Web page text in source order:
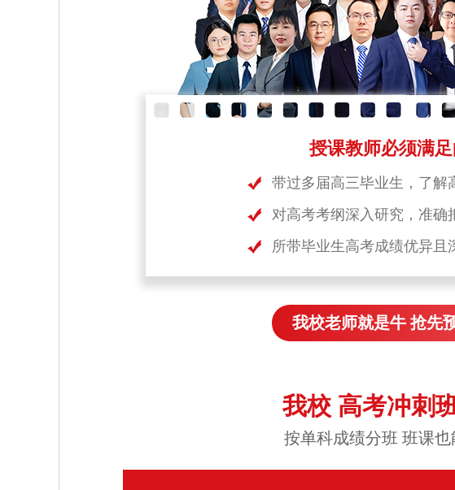
授课教师必须满
带过多届高三毕业生，了解
对高考考纲深入研究，准确
所带毕业生高考成绩优异且
我校老师就是牛 抢先
我校 高考冲刺
按单科成绩分班 班课